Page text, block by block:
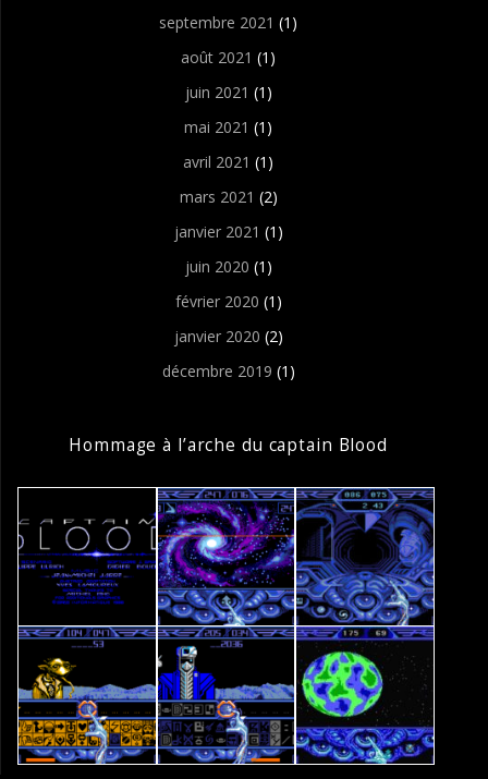
septembre 2021 (1)
août 2021 (1)
juin 2021 (1)
mai 2021 (1)
avril 2021 (1)
mars 2021 (2)
janvier 2021 (1)
juin 2020 (1)
février 2020 (1)
janvier 2020 (2)
décembre 2019 (1)
Hommage à l’arche du captain Blood